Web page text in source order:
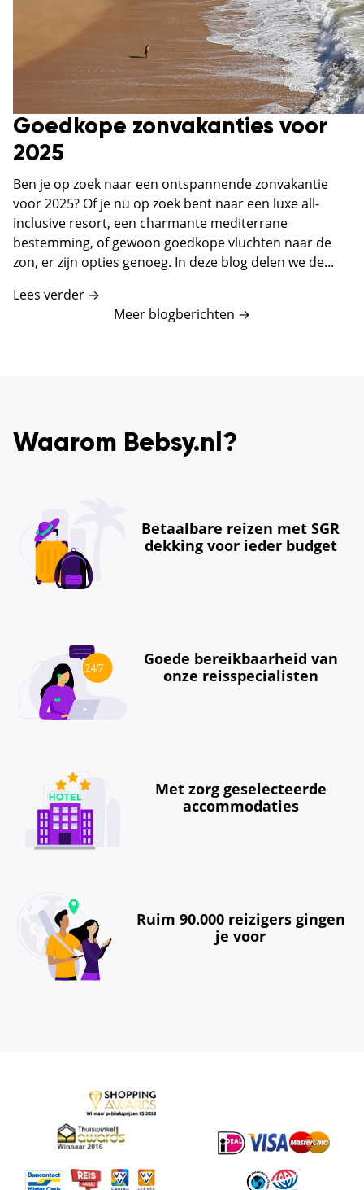
Goedkope zonvakanties voor
2025
Ben je op zoek naar een ontspannende zonvakantie
voor 2025? Of je nu op zoek bent naar een luxe all-
inclusive resort, een charmante mediterrane
bestemming, of gewoon goedkope vluchten naar de
zon, er zijn opties genoeg. In deze blog delen we de...
Lees verder →
Meer blogberichten →
Waarom Bebsy.nl?
Betaalbare reizen met SGR
dekking voor ieder budget
Goede bereikbaarheid van
onze reisspecialisten
Met zorg geselecteerde
accommodaties
Ruim 90.000 reizigers gingen
je voor